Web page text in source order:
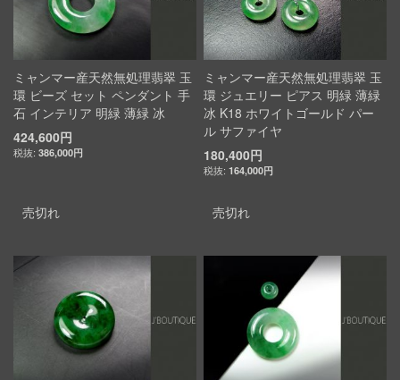
ミャンマー産天然無処理翡翠 玉
環 ビーズ セット ペンダント 手
石 インテリア 明緑 薄緑 冰
424,600円
386,000円
売切れ
ミャンマー産天然無処理翡翠 玉
環 ジュエリー ピアス 明緑 薄緑
冰 K18 ホワイトゴールド パー
ル サファイヤ
180,400円
164,000円
売切れ